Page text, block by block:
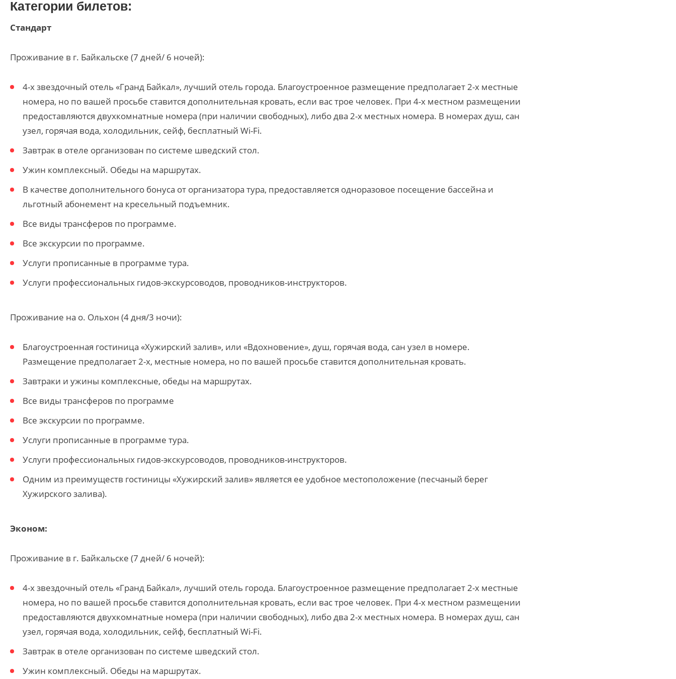
Категории билетов:
Стандарт
Проживание в г. Байкальске (7 дней/ 6 ночей):
4-х звездочный отель «Гранд Байкал», лучший отель города. Благоустроенное размещение предполагает 2-х местные
номера, но по вашей просьбе ставится дополнительная кровать, если вас трое человек. При 4-х местном размещении
предоставляются двухкомнатные номера (при наличии свободных), либо два 2-х местных номера. В номерах душ, сан
узел, горячая вода, холодильник, сейф, бесплатный Wi-Fi.
Завтрак в отеле организован по системе шведский стол.
Ужин комплексный. Обеды на маршрутах.
В качестве дополнительного бонуса от организатора тура, предоставляется одноразовое посещение бассейна и
льготный абонемент на кресельный подъемник.
Все виды трансферов по программе.
Все экскурсии по программе.
Услуги прописанные в программе тура.
Услуги профессиональных гидов-экскурсоводов, проводников-инструкторов.
Проживание на о. Ольхон (4 дня/3 ночи):
Благоустроенная гостиница «Хужирский залив», или «Вдохновение», душ, горячая вода, сан узел в номере.
Размещение предполагает 2-х, местные номера, но по вашей просьбе ставится дополнительная кровать.
Завтраки и ужины комплексные, обеды на маршрутах.
Все виды трансферов по программе
Все экскурсии по программе.
Услуги прописанные в программе тура.
Услуги профессиональных гидов-экскурсоводов, проводников-инструкторов.
Одним из преимуществ гостиницы «Хужирский залив» является ее удобное местоположение (песчаный берег
Хужирского залива).
Эконом:
Проживание в г. Байкальске (7 дней/ 6 ночей):
4-х звездочный отель «Гранд Байкал», лучший отель города. Благоустроенное размещение предполагает 2-х местные
номера, но по вашей просьбе ставится дополнительная кровать, если вас трое человек. При 4-х местном размещении
предоставляются двухкомнатные номера (при наличии свободных), либо два 2-х местных номера. В номерах душ, сан
узел, горячая вода, холодильник, сейф, бесплатный Wi-Fi.
Завтрак в отеле организован по системе шведский стол.
Ужин комплексный. Обеды на маршрутах.